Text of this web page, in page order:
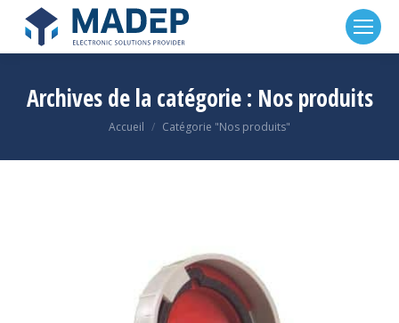
Archives de la catégorie : Nos produits
Vous êtes ici :
Accueil Catégorie "Nos produits"
Panneau de gestion des cookies